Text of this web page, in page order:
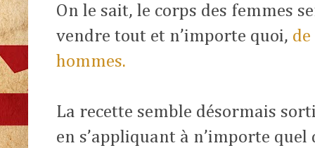
On le sait, le corps des femmes
vendre tout et n’importe quoi,
hommes.
La recette semble désormais
en s’appliquant à n’importe